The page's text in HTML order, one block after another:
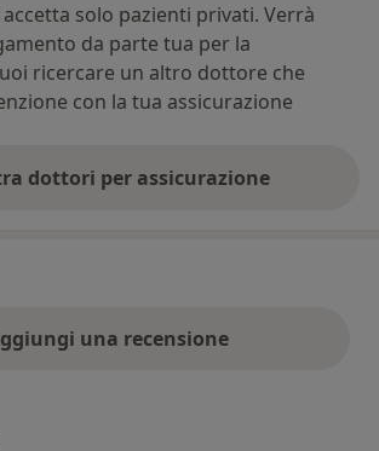
solo pazienti privati. Verrà
da parte tua per la
ricercare un altro dottore che
con la tua assicurazione
dottori per assicurazione
una recensione